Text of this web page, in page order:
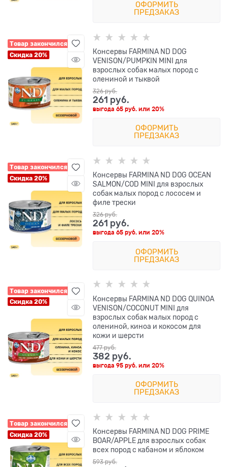
ОФОРМИТЬ
ПРЕДЗАКАЗ
Товар закончился
Скидка 20%
Консервы FARMINA ND DOG
VENISON/PUMPKIN MINI для
взрослых собак малых пород с
олениной и тыквой
326 руб.
261 руб.
выгода65 руб. или20%
ОФОРМИТЬ
ПРЕДЗАКАЗ
Товар закончился
Скидка 20%
Консервы FARMINA ND DOG OCEAN
SALMON/COD MINI для взрослых
собак малых пород с лососем и
филе трески
326 руб.
261 руб.
выгода65 руб. или20%
ОФОРМИТЬ
ПРЕДЗАКАЗ
Товар закончился
Скидка 20%
Консервы FARMINA ND DOG QUINOA
VENISON/COCONUT MINI для
взрослых собак малых пород с
олениной, киноа и кокосом для
кожи и шерсти
477 руб.
382 руб.
выгода95 руб. или20%
ОФОРМИТЬ
ПРЕДЗАКАЗ
Товар закончился
Скидка 20%
Консервы FARMINA ND DOG PRIME
BOAR/APPLE для взрослых собак
всех пород с кабаном и яблоком
593 руб.